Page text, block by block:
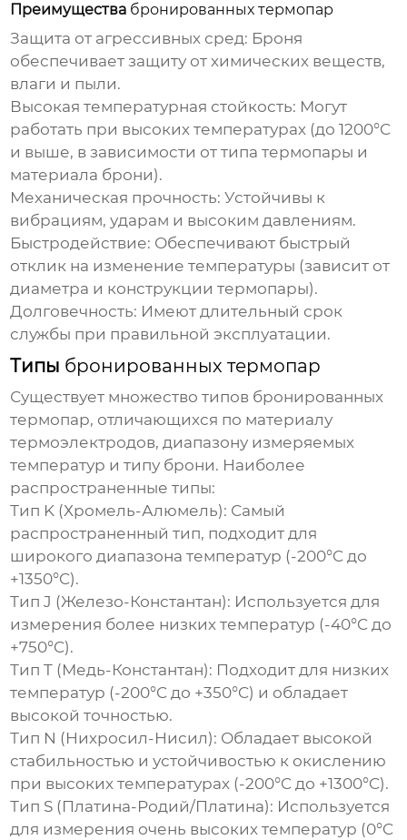
Преимущества бронированных термопар
Защита от агрессивных сред: Броня
обеспечивает защиту от химических веществ,
влаги и пыли.
Высокая температурная стойкость: Могут
работать при высоких температурах (до 1200°C
и выше, в зависимости от типа термопары и
материала брони).
Механическая прочность: Устойчивы к
вибрациям, ударам и высоким давлениям.
Быстродействие: Обеспечивают быстрый
отклик на изменение температуры (зависит от
диаметра и конструкции термопары).
Долговечность: Имеют длительный срок
службы при правильной эксплуатации.
Типы бронированных термопар
Существует множество типов бронированных
термопар, отличающихся по материалу
термоэлектродов, диапазону измеряемых
температур и типу брони. Наиболее
распространенные типы:
Тип K (Хромель-Алюмель): Самый
распространенный тип, подходит для
широкого диапазона температур (-200°C до
+1350°C).
Тип J (Железо-Константан): Используется для
измерения более низких температур (-40°C до
+750°C).
Тип T (Медь-Константан): Подходит для низких
температур (-200°C до +350°C) и обладает
высокой точностью.
Тип N (Нихросил-Нисил): Обладает высокой
стабильностью и устойчивостью к окислению
при высоких температурах (-200°C до +1300°C).
Тип S (Платина-Родий/Платина): Используется
для измерения очень высоких температур (0°C